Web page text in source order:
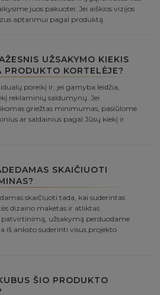
juos pakuotei. Jei aiškios vizijos
aptarimui pagal produktą.
UŽSAKYMO KIEKIS
PRODUKTO KORTELĖJE?
poreikį ir, jei gamyba leidžia,
reklaminių saldumynų. Jei
griežtas minimumas, pasiūlome
ar saldainius pagal Jūsų kiekį ir
SKAIČIUOTI
skaičiuoti tada, kai suderintas
dizaino maketas ir atliktas
užsakymą perduodame
iš anksto suderinti visus projekto
ŠIO PRODUKTO